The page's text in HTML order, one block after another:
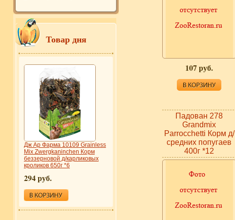
107 руб.
Падован 278
Grandmix
Parrocchetti Корм д/
средних попугаев
400г *12
Товар дня
Дж Ар Фарма 10109 Grainless
Mix Zwergkaninchen Корм
беззерновой д/карликовых
кроликов 650г *6
294 руб.